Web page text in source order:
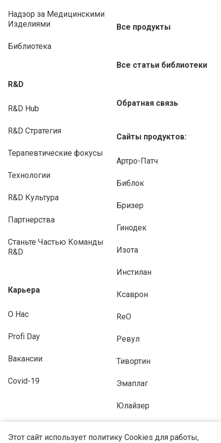
Этот сайт использует политику Cookies для работы,
Надзор за Медицинскими
Изделиями
Библиотека
R&D
R&D Hub
R&D Стратегия
Терапевтические фокусы
Технологии
R&D Культура
Партнерства
Станьте Частью Команды
R&D
Карьера
О Нас
Profi Day
Вакансии
Covid-19
Все продукты
Все статьи библиотеки
Обратная связь
Сайты продуктов:
Артро-Патч
Библок
Бризер
Гинодек
Изота
Инстилан
Ксаврон
ReO
Ревул
Тивортин
Эмаплаг
Юлайзер